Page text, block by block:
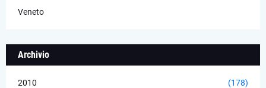
Veneto
Archivio
2010 (178)